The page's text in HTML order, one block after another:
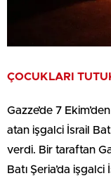
ÇOCUKLARI
Gazze’de 7
atan işgalci İsrail
verdi. Bir taraftan
Batı Şeria’da